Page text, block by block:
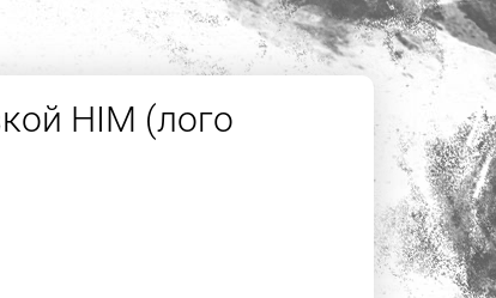
HIM (лого